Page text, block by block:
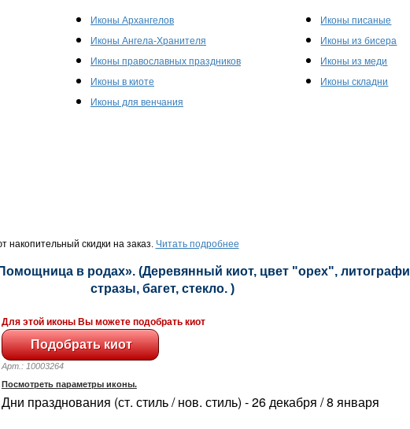
Иконы Архангелов
Иконы Ангела-Хранителя
Иконы православных праздников
Иконы в киоте
Иконы для венчания
Иконы писаные
Иконы из бисера
Иконы из меди
Иконы складни
накопительный скидки на заказ. Читать подробнее
в родах». (Деревянный киот, цвет "орех",
стразы, багет, стекло. )
Для этой иконы Вы можете подобрать киот
Арт.: 10003264
Посмотреть параметры иконы.
Дни празднования (ст. стиль / нов. стиль) - 26 декабря / 8 января